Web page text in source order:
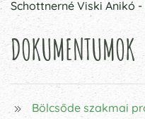
Schottnerné Viski Anikó
DOKUMENTUMOK
Bölcsőde szakmai